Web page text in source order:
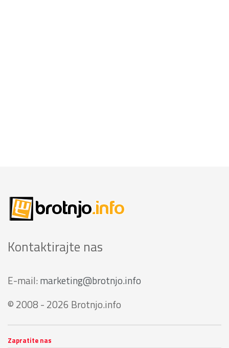
Kontaktirajte nas
E-mail: marketing@brotnjo.info
© 2008 - 2026 Brotnjo.info
Zapratite nas